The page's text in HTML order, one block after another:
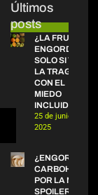
Últimos
posts
¿LA FRUTA
ENGORDA?
SOLO SI TE
LA TRAGAS
CON EL
MIEDO
INCLUIDO
25 de junio de
2025
¿ENGORDAN
POR LA
SPOILER: NO.